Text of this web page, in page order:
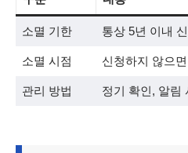
소멸 기한 통상 5년 이내
소멸 시점 신청하지 않으
관리 방법 정기 확인, 알림